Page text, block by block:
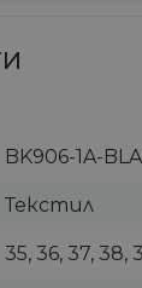
BK906-1A-
Текстил
35, 36, 37, 38,